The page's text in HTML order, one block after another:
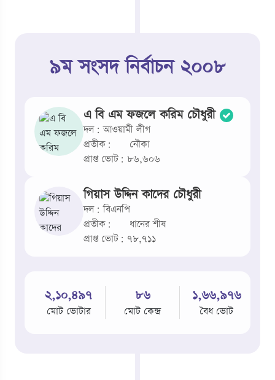
৯ম সংসদ নির্বাচন ২০০৮
এ বি এম ফজলে করিম চৌধুরী
দল: আওয়ামী লীগ
প্রতীক:
নৌকা
প্রাপ্ত ভোট: ৮৬,৬০৬
গিয়াস উদ্দিন কাদের চৌধুরী
দল: বিএনপি
প্রতীক:
ধানের শীষ
প্রাপ্ত ভোট: ৭৮,৭১১
২,১০,৪৯৭
মোট ভোটার
৮৬
মোট কেন্দ্র
১,৬৬,৯৭৬
বৈধ ভোট